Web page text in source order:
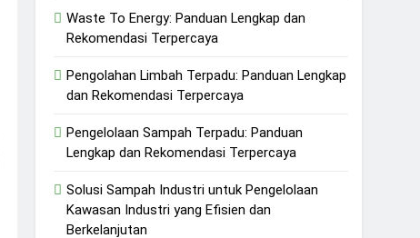
Waste To Energy: Panduan Lengkap dan
Rekomendasi Terpercaya
Pengolahan Limbah Terpadu: Panduan Lengkap
dan Rekomendasi Terpercaya
Pengelolaan Sampah Terpadu: Panduan
Lengkap dan Rekomendasi Terpercaya
Solusi Sampah Industri untuk Pengelolaan
Kawasan Industri yang Efisien dan
Berkelanjutan